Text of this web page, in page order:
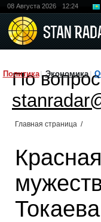
08 Августа 2026 12:24
Политика Экономика
По
Главная страница /